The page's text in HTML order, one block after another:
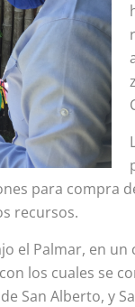
para compra
recursos.
el Palmar, en
los cuales se
San Alberto, y